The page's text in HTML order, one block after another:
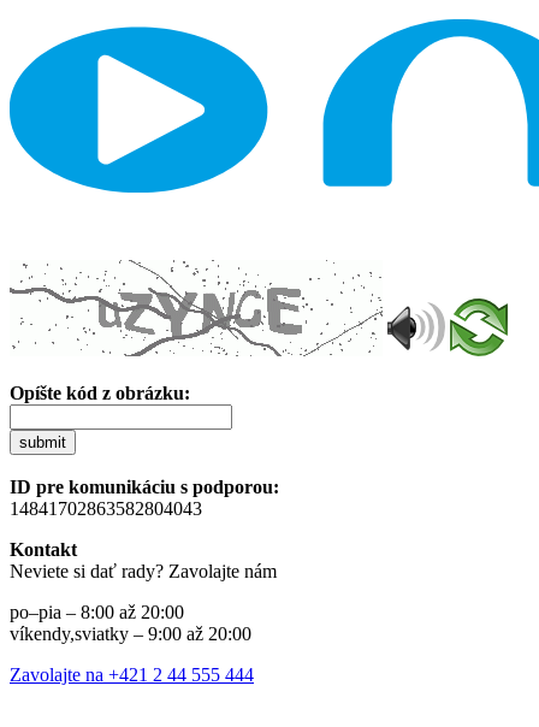
Opíšte kód z obrázku:
submit
ID pre komunikáciu s podporou:
14841702863582804043
Kontakt
Neviete si dať rady? Zavolajte nám
po–pia – 8:00 až 20:00
víkendy,sviatky – 9:00 až 20:00
Zavolajte na +421 2 44 555 444